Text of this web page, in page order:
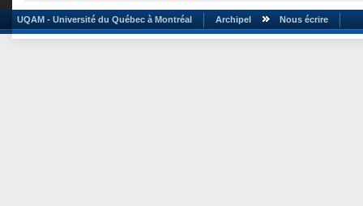
UQAM - Université du Québec à Montréal Archipel Nous écrire